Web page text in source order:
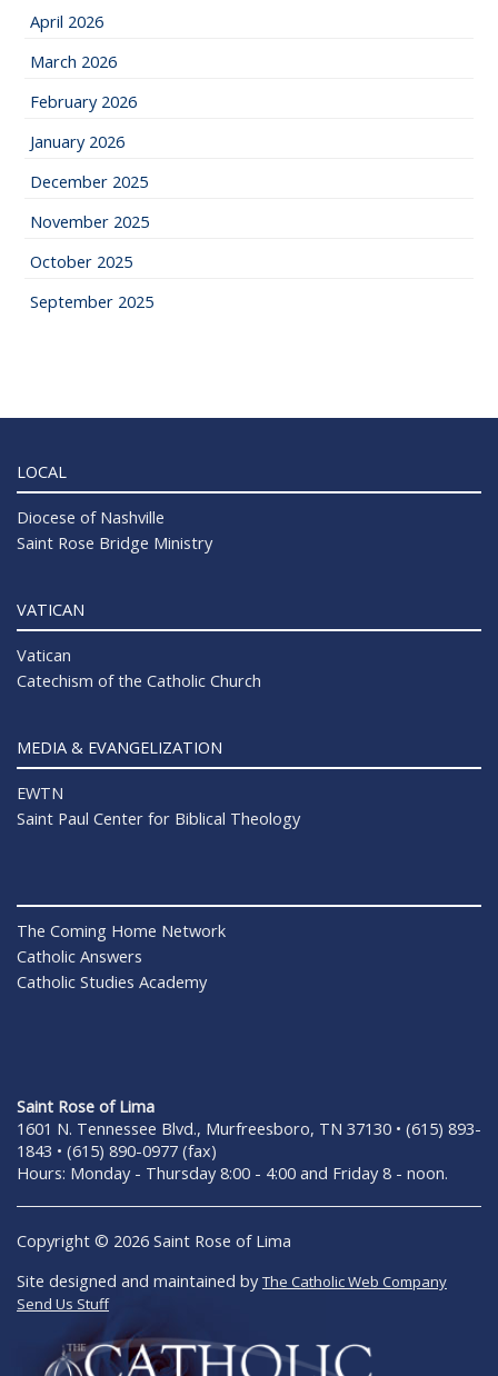
April 2026
March 2026
February 2026
January 2026
December 2025
November 2025
October 2025
September 2025
LOCAL
Diocese of Nashville
Saint Rose Bridge Ministry
VATICAN
Vatican
Catechism of the Catholic Church
MEDIA & EVANGELIZATION
EWTN
Saint Paul Center for Biblical Theology
The Coming Home Network
Catholic Answers
Catholic Studies Academy
Saint Rose of Lima
1601 N. Tennessee Blvd., Murfreesboro, TN 37130 • (615) 893-
1843 • (615) 890-0977 (fax)
Hours: Monday - Thursday 8:00 - 4:00 and Friday 8 - noon.
Copyright © 2026 Saint Rose of Lima
Site designed and maintained byThe Catholic Web Company
Send Us Stuff